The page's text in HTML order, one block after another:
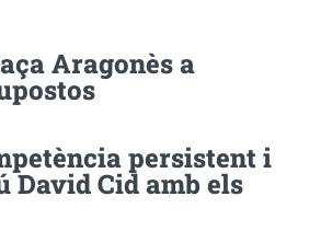
Aragonès a
persistent i
David Cid amb els